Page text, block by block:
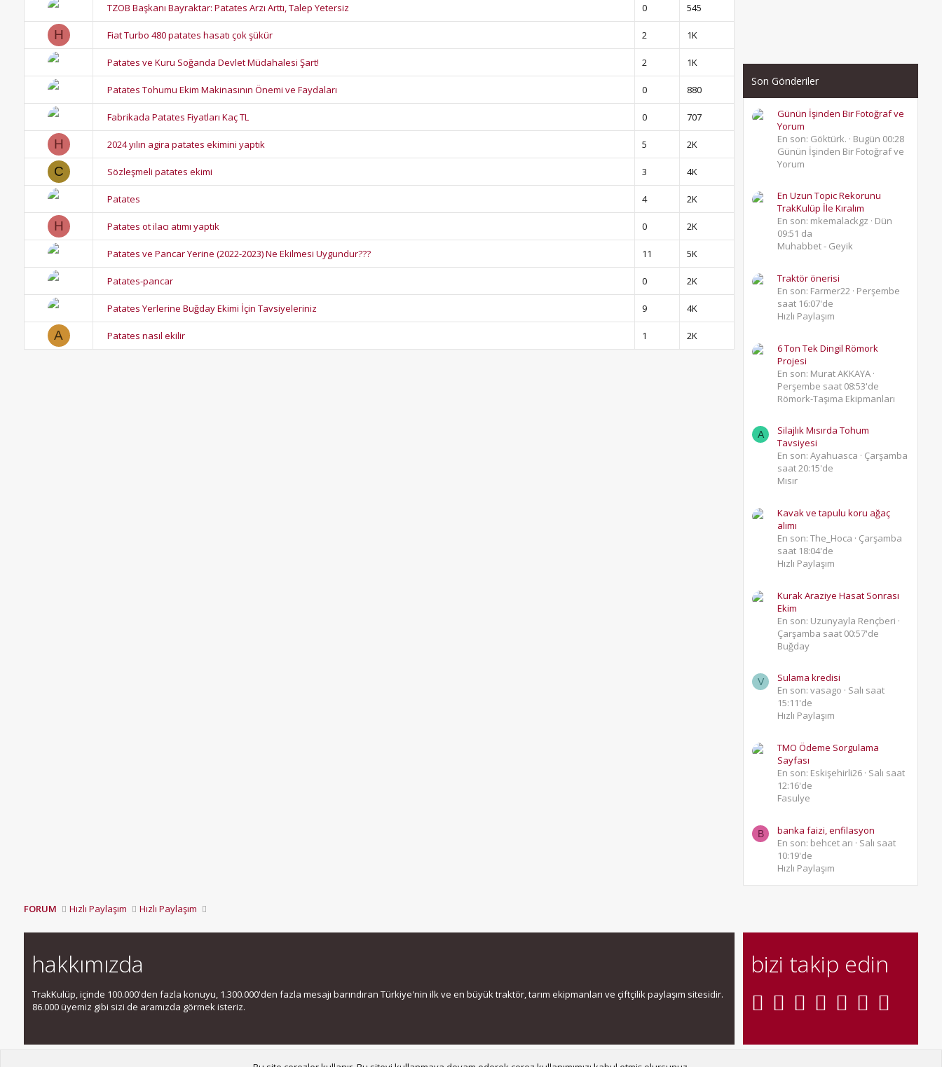
TZOB Başkanı Bayraktar: Patates Arzı Arttı, Talep Yetersiz 0 545
H Fiat Turbo 480 patates hasatı çok şükür 2 1K
Patates ve Kuru Soğanda Devlet Müdahalesi Şart! 2 1K
Patates Tohumu Ekim Makinasının Önemi ve Faydaları 0 880
Fabrikada Patates Fiyatları Kaç TL 0 707
H 2024 yılın agira patates ekimini yaptık 5 2K
C Sözleşmeli patates ekimi 3 4K
Patates 4 2K
H Patates ot ilacı atımı yaptık 0 2K
Patates ve Pancar Yerine (2022-2023) Ne Ekilmesi Uygundur??? 11 5K
Patates-pancar 0 2K
Patates Yerlerine Buğday Ekimi İçin Tavsiyeleriniz 9 4K
A Patates nasıl ekilir 1 2K
Son Gönderiler
Günün İşinden Bir Fotoğraf ve
Yorum
En son: Göktürk.
Bugün 00:28
Günün İşinden Bir Fotoğraf ve
Yorum
En Uzun Topic Rekorunu
TrakKulüp İle Kıralım
En son: mkemalackgz
Dün
09:51 da
Muhabbet - Geyik
Traktör önerisi
En son: Farmer22 Perşembe
saat 16:07'de
Hızlı Paylaşım
6 Ton Tek Dingil Römork
Projesi
En son: Murat AKKAYA
Perşembe saat 08:53'de
Römork-Taşıma Ekipmanları
A
Silajlık Mısırda Tohum
Tavsiyesi
En son: Ayahuasca
Çarşamba
saat 20:15'de
Mısır
Kavak ve tapulu koru ağaç
alımı
En son: The_Hoca
Çarşamba
saat 18:04'de
Hızlı Paylaşım
Kurak Araziye Hasat Sonrası
Ekim
En son: Uzunyayla Rençberi
Çarşamba saat 00:57'de
Buğday
V
Sulama kredisi
En son: vasago
Salı saat
15:11'de
Hızlı Paylaşım
TMO Ödeme Sorgulama
Sayfası
En son: Eskişehirli26 Salı saat
12:16'de
Fasulye
B
banka faizi, enfilasyon
En son: behcet arı
Salı saat
10:19'de
Hızlı Paylaşım
FORUM Hızlı Paylaşım Hızlı Paylaşım
hakkımızda
TrakKulüp, içinde 100.000'den fazla konuyu, 1.300.000'den fazla mesajı barındıran Türkiye'nin ilk ve en büyük traktör, tarım ekipmanları ve çiftçilik paylaşım sitesidir.
86.000 üyemiz gibi sizi de aramızda görmek isteriz.
bizi takip edin
Bize ulaşın Şartlar ve kurallar